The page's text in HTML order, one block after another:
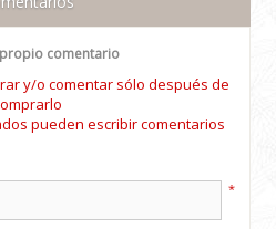
comentario
y/o comentar sólo después de
pueden escribir comentarios
*